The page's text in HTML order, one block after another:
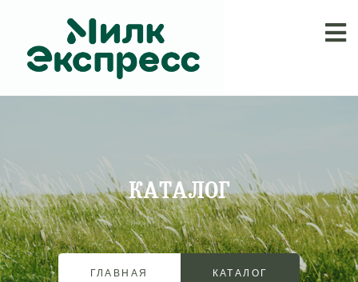
КАТАЛОГ
ГЛАВНАЯ КАТАЛОГ